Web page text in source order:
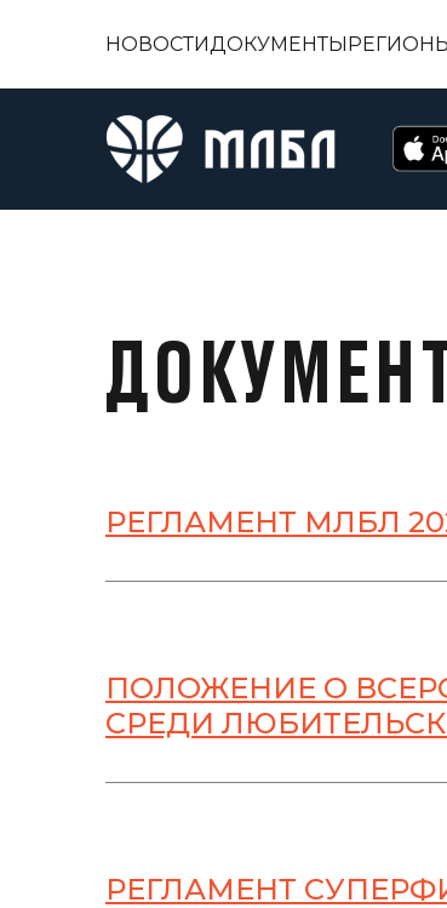
НОВОСТИДОКУМЕНТЫ
РЕГЛАМЕНТ МЛБЛ
ПОЛОЖЕНИЕ О
СРЕДИ
РЕГЛАМЕНТ